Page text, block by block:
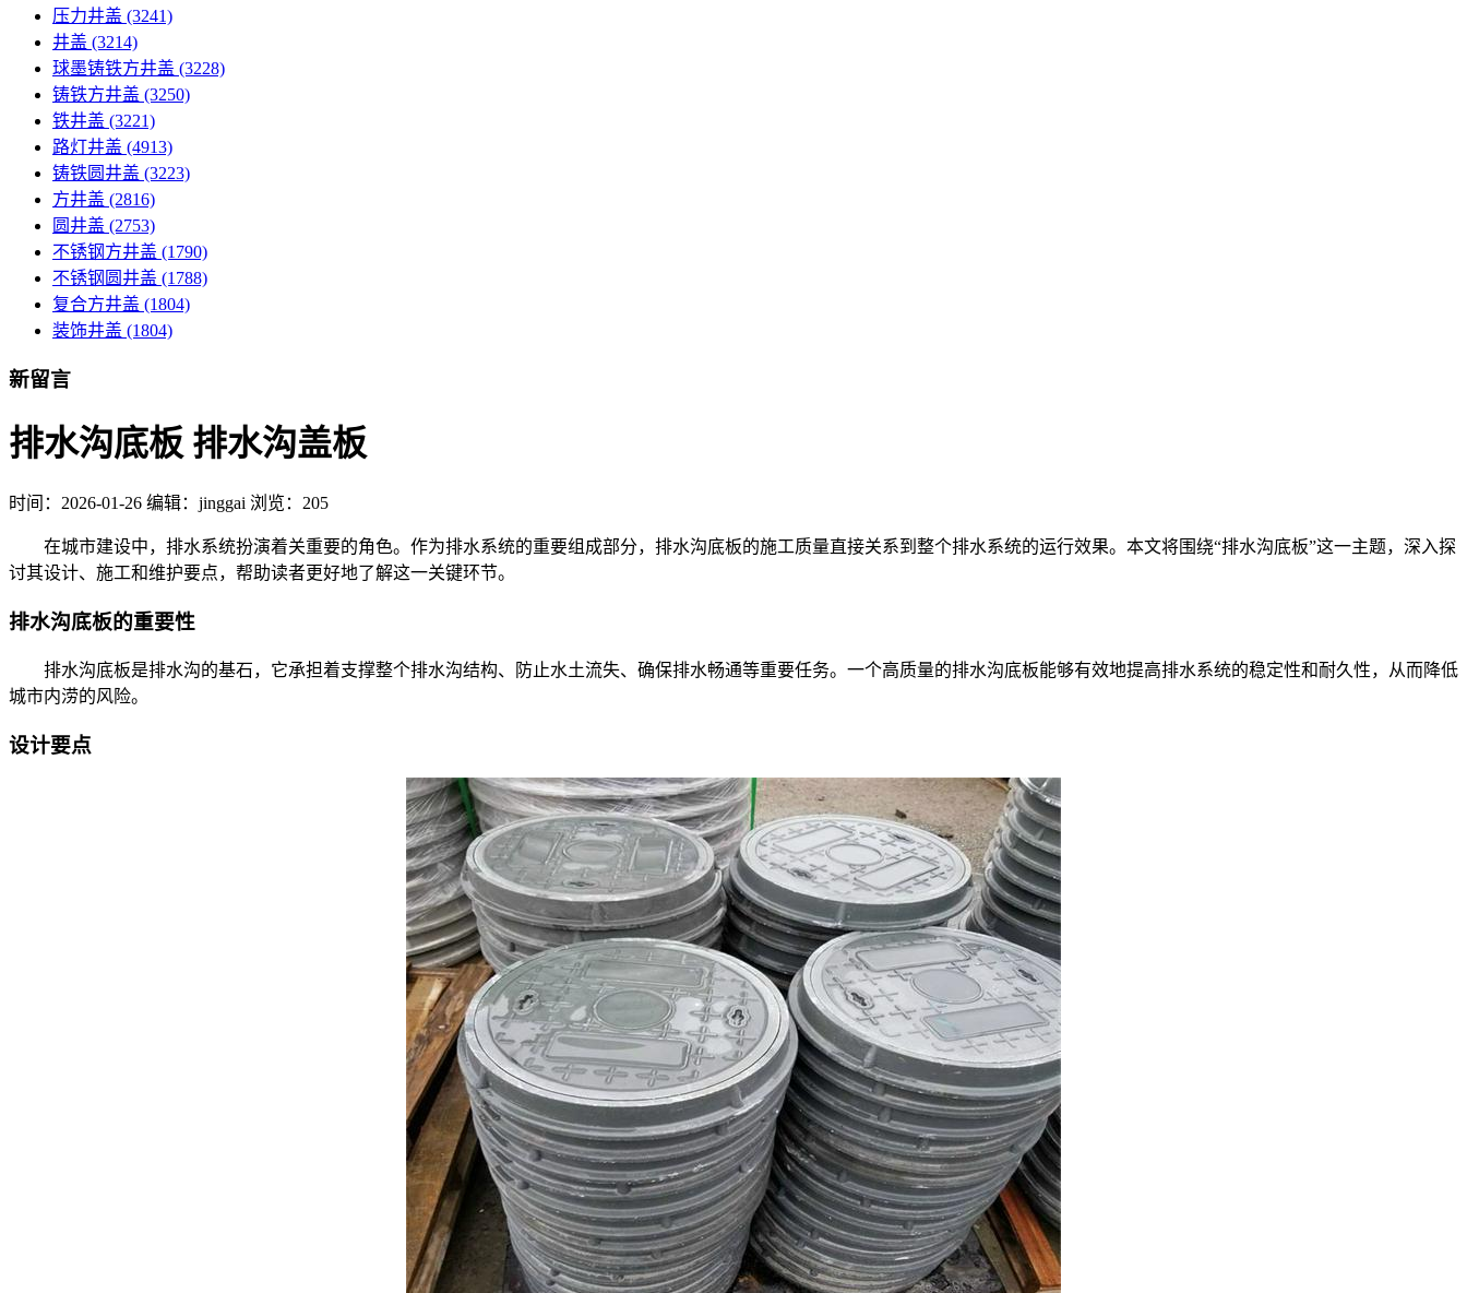
压力井盖 (3241)
井盖 (3214)
球墨铸铁方井盖 (3228)
铸铁方井盖 (3250)
铁井盖 (3221)
路灯井盖 (4913)
铸铁圆井盖 (3223)
方井盖 (2816)
圆井盖 (2753)
不锈钢方井盖 (1790)
不锈钢圆井盖 (1788)
复合方井盖 (1804)
装饰井盖 (1804)
新留言
排水沟底板 排水沟盖板
时间： 2026-01-26 编辑：jinggai 浏览：205
在城市建设中，排水系统扮演着关重要的角色。作为排水系统的重要组成部分，排水沟底板的施工质量直接关系到整个排水系统的运行效果。本文将围绕“排水沟底板”这一主题，深入探
讨其设计、施工和维护要点，帮助读者更好地了解这一关键环节。
排水沟底板的重要性
排水沟底板是排水沟的基石，它承担着支撑整个排水沟结构、防止水土流失、确保排水畅通等重要任务。一个高质量的排水沟底板能够有效地提高排水系统的稳定性和耐久性，从而降低
城市内涝的风险。
设计要点